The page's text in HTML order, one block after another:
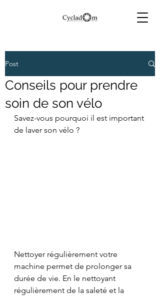
Post
Conseils pour prendre
soin de son vélo
Savez-vous pourquoi il est important
de laver son vélo ?
Nettoyer régulièrement votre
machine permet de prolonger sa
durée de vie. En le nettoyant
régulièrement de la saleté et la